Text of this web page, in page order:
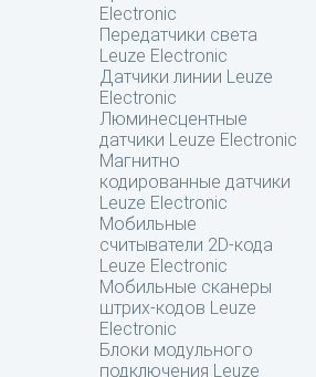
Electronic
Передатчики света
Leuze Electronic
Датчики линии Leuze
Electronic
Люминесцентные
датчики Leuze Electronic
Магнитно
кодированные датчики
Leuze Electronic
Мобильные
считыватели 2D-кода
Leuze Electronic
Мобильные сканеры
штрих-кодов Leuze
Electronic
Блоки модульного
подключения Leuze